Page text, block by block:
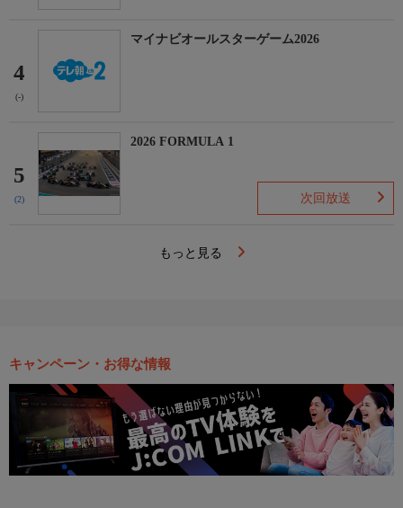
4
(-)
マイナビオールスターゲーム2026
5
(2)
2026 FORMULA 1
次回放送
もっと見る
キャンペーン・お得な情報